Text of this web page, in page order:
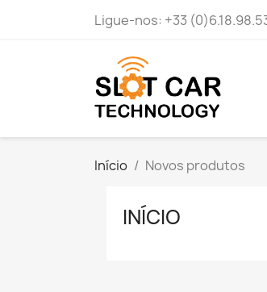
Ligue-nos: +33
Início Novos produtos
INÍCIO